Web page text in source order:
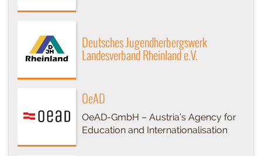
Deutsches Jugendherbergswerk
Landesverband Rheinland e.V.
OeAD
OeAD-GmbH – Austria’s Agency for
Education and Internationalisation